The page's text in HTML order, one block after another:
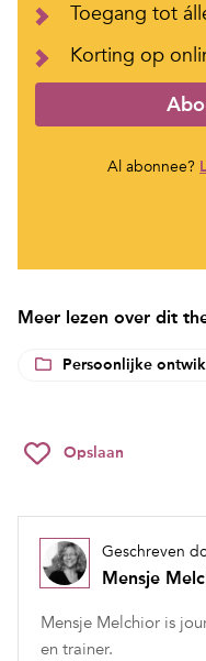
Toegang tot
Korting op
Al abonnee?
Meer lezen over dit
Persoonlijke
Opslaan
Geschreven
Mensje
Mensje Melchior is
en trainer.